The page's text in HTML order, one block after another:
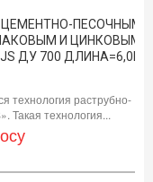
ПЕСОЧНЫМ
И ЦИНКОВЫМ
ДУ 700 ДЛИНА=6,0М
технология раструбно-
Такая технология...